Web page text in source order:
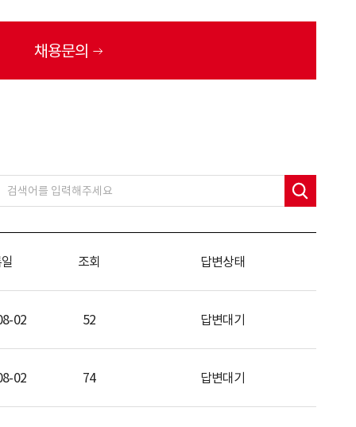
채용문의
조회 답변상태
02 52 답변대기
02 74 답변대기